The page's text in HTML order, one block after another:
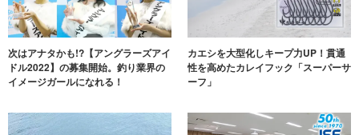
次はアナタかも!?【アングラーズアイ
ドル2022】の募集開始。釣り業界の
イメージガールになれる！
カエシを大型化しキープ力UP！貫通
性を高めたカレイフック「スーパーサ
ーフ」